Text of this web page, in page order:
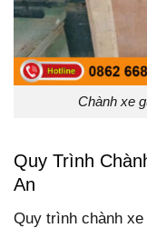
Chành xe
Quy Trình
An
Quy trình chành